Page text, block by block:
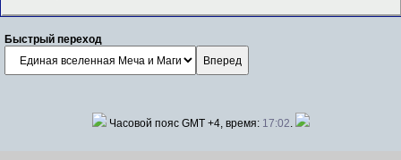
Быстрый переход
Часовой пояс GMT +4, время: 17:02.